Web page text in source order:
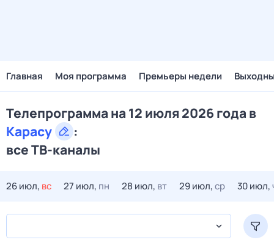
Главная Моя программа Премьеры недели
Телепрограмма на 12 июля 2026 года в
Карасу
:
все ТВ-каналы
26 июл, вс 27 июл, пн 28 июл, вт 29 июл,ср 30 июл,